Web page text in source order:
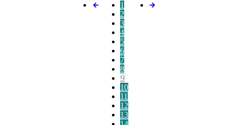
1
2
3
4
5
6
7
8
9
10
11
12
13